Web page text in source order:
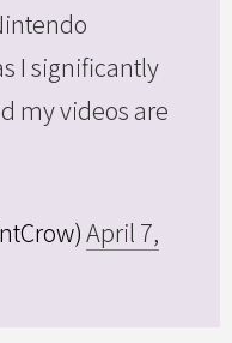
I significantly
my videos are
April 7,